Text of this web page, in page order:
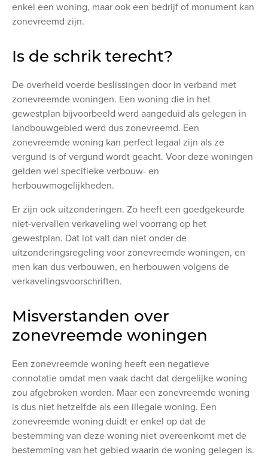
enkel een woning, maar ook een bedrijf of monument kan
zonevreemd zijn.
Is de schrik terecht?
De overheid voerde beslissingen door in verband met
zonevreemde woningen. Een woning die in het
gewestplan bijvoorbeeld werd aangeduid als gelegen in
landbouwgebied werd dus zonevreemd. Een
zonevreemde woning kan perfect legaal zijn als ze
vergund is of vergund wordt geacht. Voor deze woningen
gelden wel specifieke verbouw- en
herbouwmogelijkheden.
Er zijn ook uitzonderingen. Zo heeft een goedgekeurde
niet-vervallen verkaveling wel voorrang op het
gewestplan. Dat lot valt dan niet onder de
uitzonderingsregeling voor zonevreemde woningen, en
men kan dus verbouwen, en herbouwen volgens de
verkavelingsvoorschriften.
Misverstanden over
zonevreemde woningen
Een zonevreemde woning heeft een negatieve
connotatie omdat men vaak dacht dat dergelijke woning
zou afgebroken worden. Maar een zonevreemde woning
is dus niet hetzelfde als een illegale woning. Een
zonevreemde woning duidt er enkel op dat de
bestemming van deze woning niet overeenkomt met de
bestemming van het gebied waarin de woning gelegen is.